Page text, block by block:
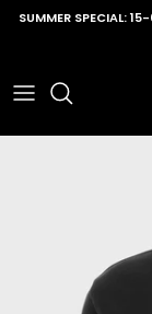
Direkt zum Inhalt
SUMMER SPECIAL: